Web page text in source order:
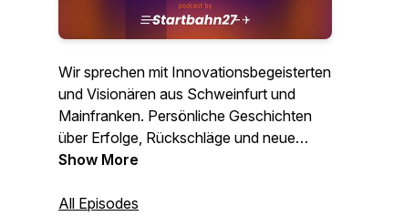
Wir sprechen mit Innovationsbegeisterten
und Visionären aus Schweinfurt und
Mainfranken. Persönliche Geschichten
über Erfolge, Rückschläge und neue
Chancen – echte Einblicke in die Welt der
Show More
All Episodes